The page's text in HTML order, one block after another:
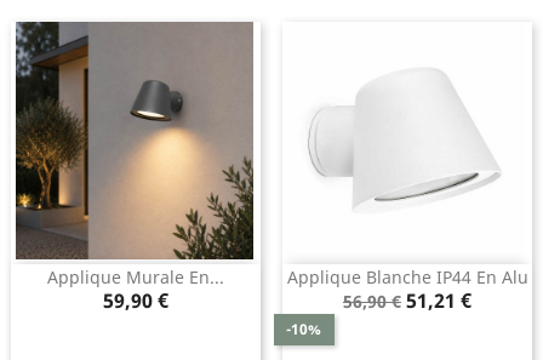
Applique Murale En...
Prix
59,90 €
Applique Blanche IP44 En Alu
Prix
56,90 €
-10%
Prix
51,21 €